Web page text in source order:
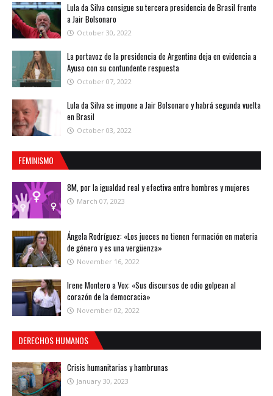
Lula da Silva consigue su tercera presidencia de Brasil frente
a Jair Bolsonaro
October 30, 2022
La portavoz de la presidencia de Argentina deja en evidencia a
Ayuso con su contundente respuesta
October 07, 2022
Lula da Silva se impone a Jair Bolsonaro y habrá segunda vuelta
en Brasil
October 03, 2022
FEMINISMO
8M, por la igualdad real y efectiva entre hombres y mujeres
March 07, 2023
Ángela Rodríguez: «Los jueces no tienen formación en materia
de género y es una vergüenza»
November 16, 2022
Irene Montero a Vox: «Sus discursos de odio golpean al
corazón de la democracia»
November 02, 2022
DERECHOS HUMANOS
Crisis humanitarias y hambrunas
January 30, 2023